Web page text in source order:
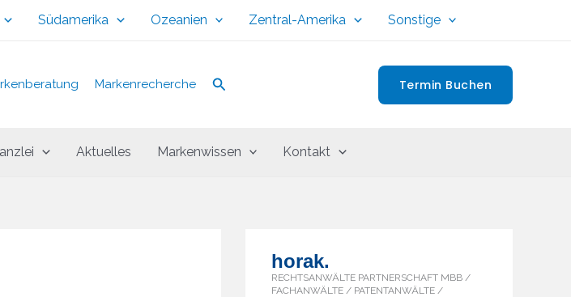
Südamerika Ozeanien Zentral-Amerika Sonstige
Markenrecherche Suchen Termin Buchen
Aktuelles Markenwissen Kontakt
horak.
RECHTSANWÄLTE PARTNERSCHAFT MBB /
FACHANWÄLTE / PATENTANWÄLTE /